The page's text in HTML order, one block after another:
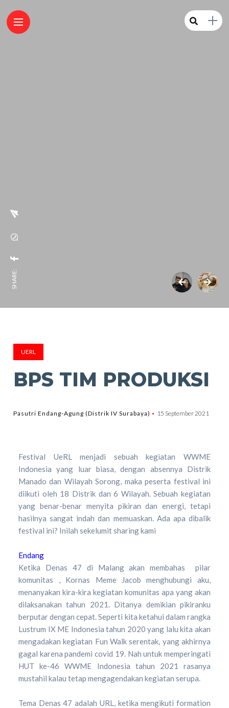
SHARE:
UERL
BPS TIM PRODUKSI
Pasutri Endang-Agung (Distrik IV Surabaya) 15 September 2021
Festival UeRL menjadi sebuah kegiatan WWME
Indonesia yang luar biasa, dengan absennya Distrik
Manado dan Wilayah Sorong, maka peserta festival ini
diikuti oleh 18 Distrik dan 6 Wilayah. Sebuah kegiatan
yang benar-benar menyita pikiran dan energi, tetapi
hasilnya sangat indah dan memuaskan. Ada apa dibalik
festival ini? Inilah sekelumit sharing kami
Endang
Ketika Denas 47 di Malang akan membahas pilar
komunitas , Kornas Meme Jacob menghubungi aku,
menanyakan kira-kira kegiatan komunitas apa yang akan
dilaksanakan tahun 2021. Ditanya demikian pikiranku
berputar dengan cepat. Seperti kita ketahui dalam rangka
Lustrum IX ME Indonesia tahun 2020 yang lalu kita akan
mengadakan kegiatan Fun Walk serentak, yang akhirnya
gagal karena pandemi covid 19. Nah untuk memperingati
HUT ke-46 WWME Indonesia tahun 2021 rasanya
mustahil kalau tetap mengagendakan kegiatan serupa.
Tema Denas 47 adalah URL, ketika mengikuti formation